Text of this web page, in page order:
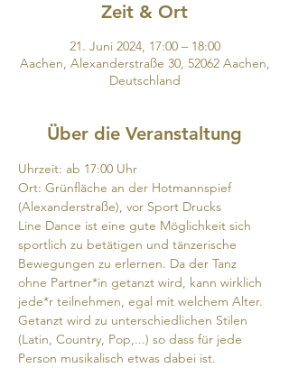
Zeit & Ort
21. Juni 2024, 17:00 – 18:00
Aachen, Alexanderstraße 30, 52062 Aachen,
Deutschland
Über die Veranstaltung
Uhrzeit: ab 17:00 Uhr
Ort: Grünfläche an der Hotmannspief
(Alexanderstraße), vor Sport Drucks
Line Dance ist eine gute Möglichkeit sich
sportlich zu betätigen und tänzerische
Bewegungen zu erlernen. Da der Tanz
ohne Partner*in getanzt wird, kann wirklich
jede*r teilnehmen, egal mit welchem Alter.
Getanzt wird zu unterschiedlichen Stilen
(Latin, Country, Pop,...) so dass für jede
Person musikalisch etwas dabei ist.